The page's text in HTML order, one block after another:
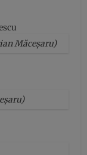
Măceșaru)